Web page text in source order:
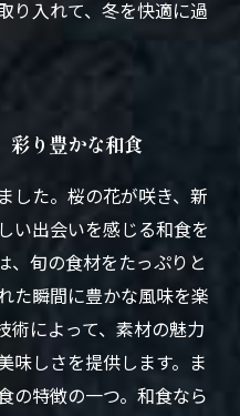
り入れて、冬を快適に過
彩り豊かな和食
した。桜の花が咲き、新
い出会いを感じる和食を
、旬の食材をたっぷりと
た瞬間に豊かな風味を楽
術によって、素材の魅力
味しさを提供します。ま
の特徴の一つ。和食なら